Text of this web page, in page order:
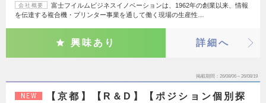
会社概要
富士フイルムビジネスイノベーションは、1962年の創業以来、情報
を伝達する複合機・プリンター事業を通して働く現場の生産性…
興味あり 詳細へ
掲載期間 26/08/06～26/08/19
NEW
【京都】【R＆D】【ポジション個別探